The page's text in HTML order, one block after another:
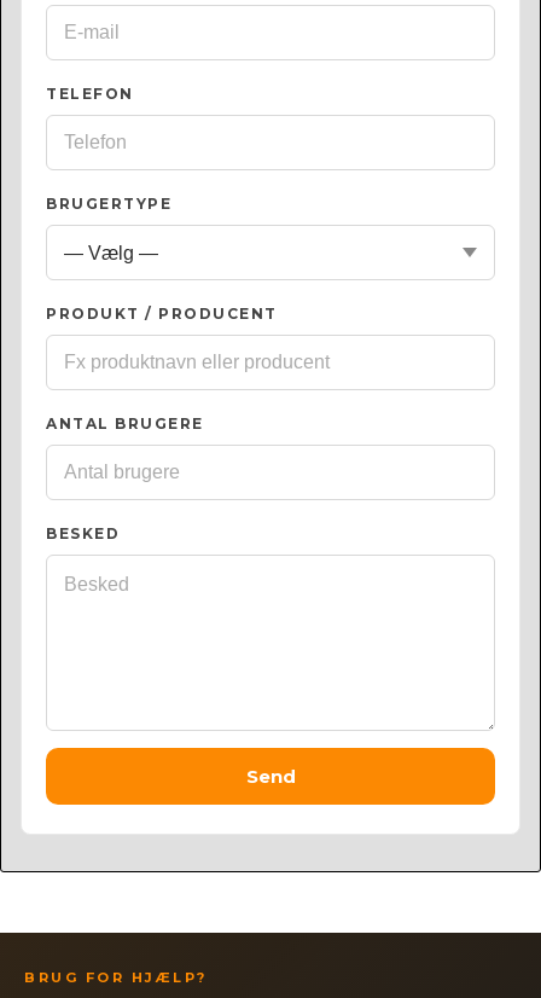
TELEFON
BRUGERTYPE
PRODUKT / PRODUCENT
ANTAL BRUGERE
BESKED
Send
BRUG FOR HJÆLP?